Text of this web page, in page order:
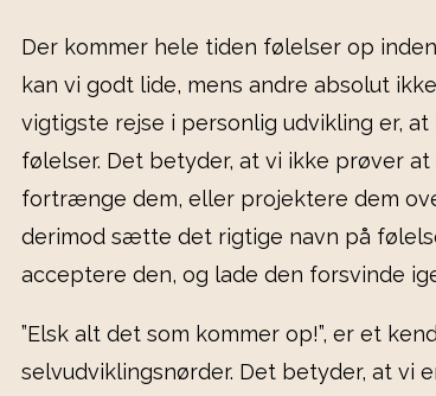
Der kommer hele tiden følelser op
kan vi godt lide, mens andre absolut
vigtigste rejse i personlig udvikling er, at
følelser. Det betyder, at vi ikke prøver
fortrænge dem, eller projektere dem
derimod sætte det rigtige navn på
acceptere den, og lade den forsvinde
”Elsk alt det som kommer op!”, er et
selvudviklingsnørder. Det betyder, at vi